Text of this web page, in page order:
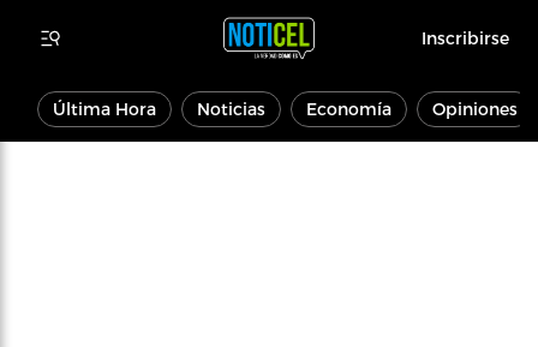
Inscribirse
Última Hora Noticias Economía Opiniones